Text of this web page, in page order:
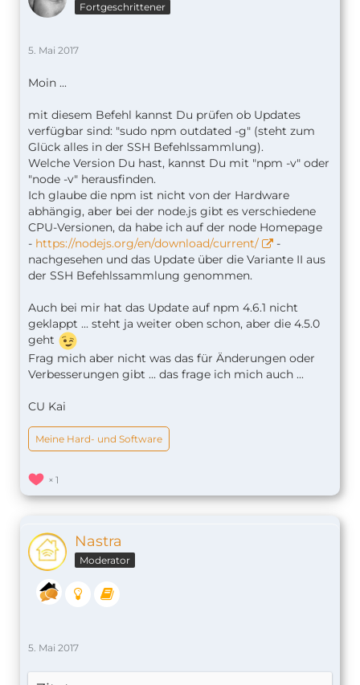
Fortgeschrittener
5. Mai 2017
Moin ...
mit diesem Befehl kannst Du prüfen ob Updates
verfügbar sind: "sudo npm outdated -g" (steht zum
Glück alles in der SSH Befehlssammlung).
Welche Version Du hast, kannst Du mit "npm -v" oder
"node -v" herausfinden.
Ich glaube die npm ist nicht von der Hardware
abhängig, aber bei der node.js gibt es verschiedene
CPU-Versionen, da habe ich auf der node Homepage
- https://nodejs.org/en/download/current/
-
nachgesehen und das Update über die Variante II aus
der SSH Befehlssammlung genommen.
Auch bei mir hat das Update auf npm 4.6.1 nicht
geklappt ... steht ja weiter oben schon, aber die 4.5.0
geht
Frag mich aber nicht was das für Änderungen oder
Verbesserungen gibt ... das frage ich mich auch ...
CU Kai
Meine Hard- und Software
1
Nastra
Moderator
5. Mai 2017